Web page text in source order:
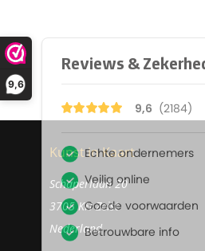
9,6
Kunst in Kaart
Schaperlaan 20
3705 KH Zeist
Nederland